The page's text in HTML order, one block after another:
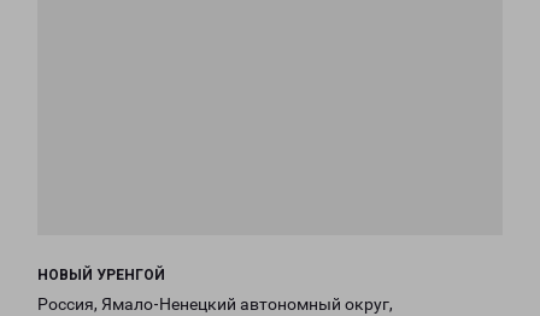
НОВЫЙ УРЕНГОЙ
Россия, Ямало-Ненецкий автономный округ,